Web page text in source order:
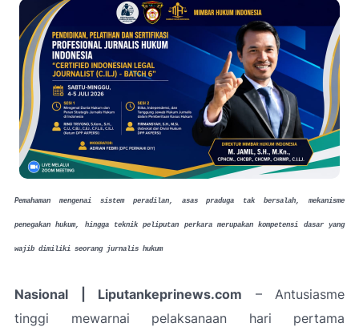
Pemahaman mengenai sistem peradilan, asas praduga tak bersalah, mekanisme
penegakan hukum, hingga teknik peliputan perkara merupakan kompetensi dasar yang
wajib dimiliki seorang jurnalis hukum
Nasional | Liputankeprinews.com – Antusiasme
tinggi mewarnai pelaksanaan hari pertama